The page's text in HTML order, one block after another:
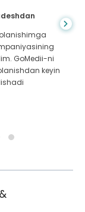
GoMedii-ni
keyin
&